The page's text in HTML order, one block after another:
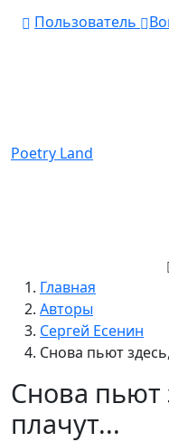
Пользователь
Poetry Land
Главная
Авторы
Сергей Есенин
Снова пьют
Снова пьют
плачут...